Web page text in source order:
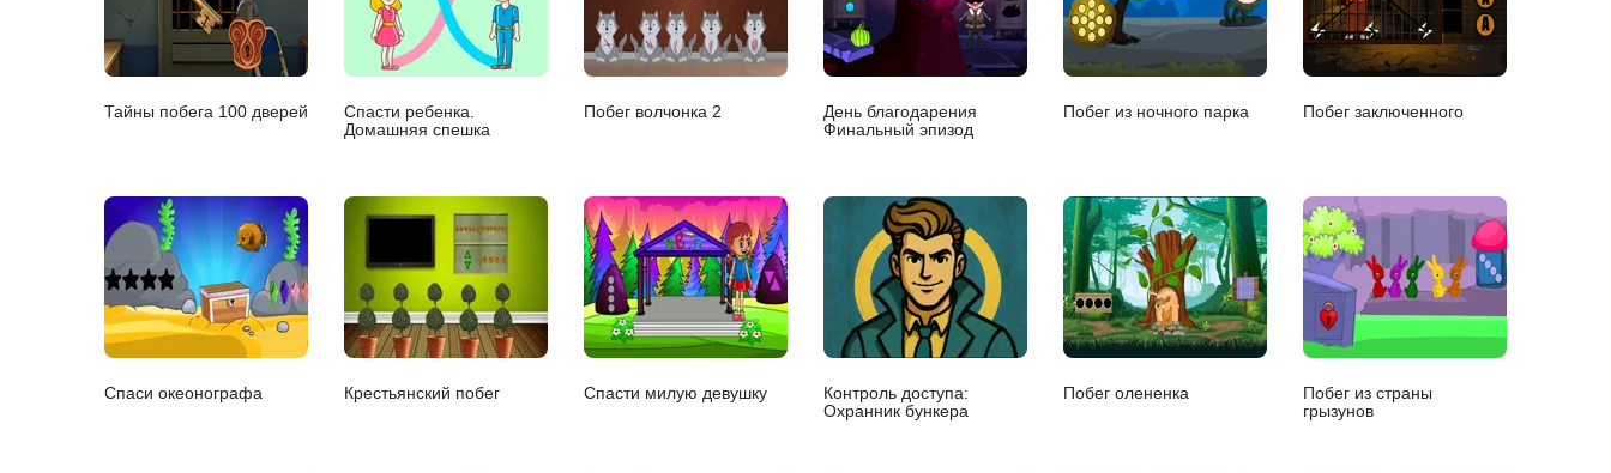
Тайны побега 100 дверей
Спасти ребенка.
Домашняя спешка
Побег волчонка 2
День благодарения
Финальный эпизод
Побег из ночного парка Побег заключенного
Спаси океонографа Крестьянский побег Спасти милую девушку
Контроль доступа:
Охранник бункера
Побег олененка
Побег из страны
грызунов